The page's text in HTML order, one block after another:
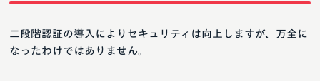
二段階認証の導入によりセキュリティは向上しますが、万全に
なったわけではありません。